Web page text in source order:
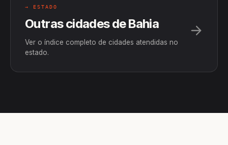
→ ESTADO
Outras cidades de Bahia
Ver o índice completo de cidades atendidas no
estado.